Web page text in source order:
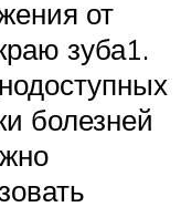
от
зуба1.
болезней